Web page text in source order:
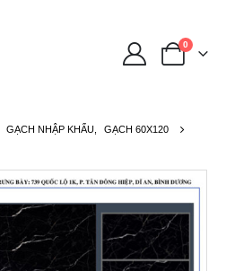
0
GẠCH NHẬP KHẨU,
GẠCH 60X120